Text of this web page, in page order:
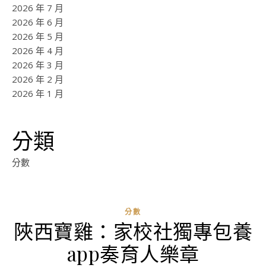
2026 年 7 月
2026 年 6 月
2026 年 5 月
2026 年 4 月
2026 年 3 月
2026 年 2 月
2026 年 1 月
分類
分數
分數
陜西寶雞：家校社獨專包養
app奏育人樂章